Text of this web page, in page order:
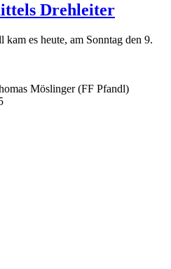
Drehleiter
es heute, am Sonntag den 9.
Möslinger (FF Pfandl)